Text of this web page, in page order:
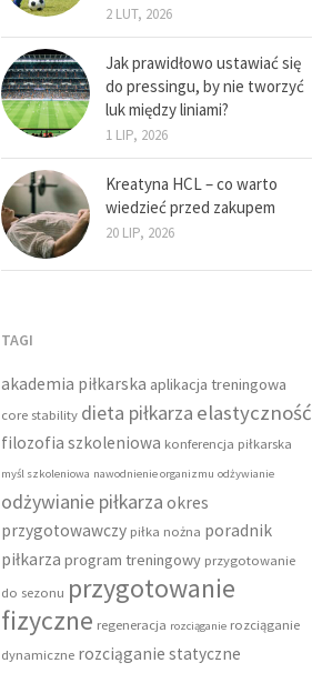
2 LUT, 2026
Jak prawidłowo ustawiać się
do pressingu, by nie tworzyć
luk między liniami?
1 LIP, 2026
Kreatyna HCL – co warto
wiedzieć przed zakupem
20 LIP, 2026
TAGI
akademia piłkarska aplikacja treningowa
core stability dieta piłkarza elastyczność
filozofia szkoleniowa konferencja piłkarska
myśl szkoleniowa nawodnienie organizmu odżywianie
odżywianie piłkarza okres
przygotowawczy piłka nożna poradnik
piłkarza program treningowy przygotowanie
do sezonu przygotowanie
fizyczne regeneracja rozciąganie rozciąganie
dynamiczne rozciąganie statyczne